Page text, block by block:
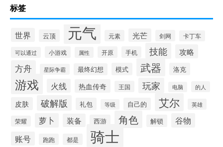
标签
世界 云顶 元气 元素 光芒 剑网 卡丁车
可以通过 小游戏 属性 开原 手机 技能 攻略
方舟 星际争霸 最终幻想 模式 武器 洛克
游戏 火线 热血传奇 王国 玩家 电脑 的人
皮肤 破解版 礼包 等级 自己的 艾尔 英雄
荣耀 萝卜 装备 西游 角色 解锁 谷物
账号 跑跑 都是 骑士